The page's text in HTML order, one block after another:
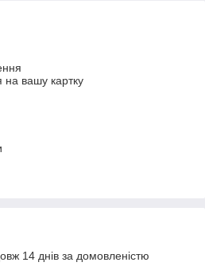
на вашу картку
14 днів за домовленістю